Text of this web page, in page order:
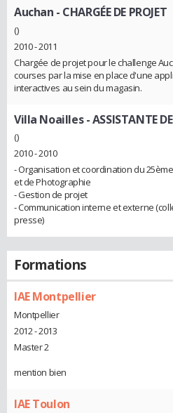
Auchan - CHARGÉE DE PROJET
()
2010 - 2011
Chargée de projet pour le challenge
courses par la mise en place d'une
interactives au sein du magasin.
Villa Noailles- ASSISTANTE
()
2010 - 2010
- Organisation et coordination du
et de Photographie
- Gestion de projet
- Communication interne et externe
presse)
Formations
IAE Montpellier
Montpellier
2012 - 2013
Master 2
mention bien
IAE Toulon